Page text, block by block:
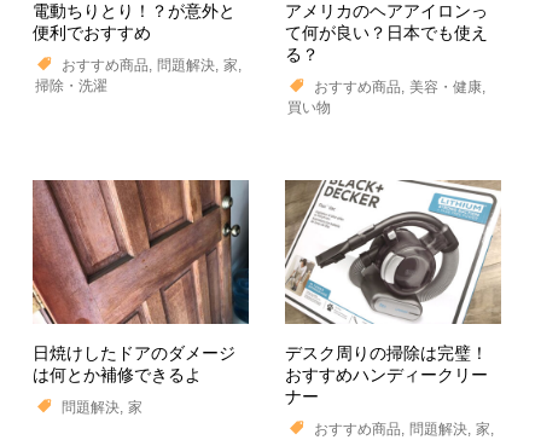
電動ちりとり！？が意外と
便利でおすすめ
おすすめ商品 問題解決 家
掃除・洗濯
アメリカのヘアアイロンっ
て何が良い？日本でも使え
る？
おすすめ商品 美容・健康
買い物
日焼けしたドアのダメージ
は何とか補修できるよ
問題解決 家
デスク周りの掃除は完璧！
おすすめハンディークリー
ナー
おすすめ商品 問題解決 家